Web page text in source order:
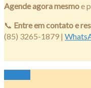
Agende agora mesmoe
📞 Entre em contato e
(85) 3265-1879 |